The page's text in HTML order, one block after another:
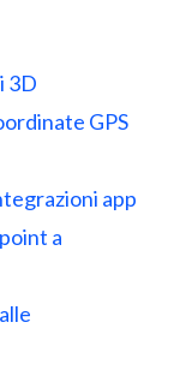
3D
GPS
app
a